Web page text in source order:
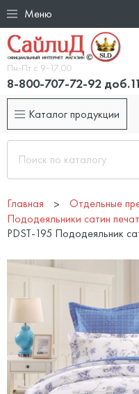
Меню
Пн-Пт с 9-17.00
8-800-707-72-92
Каталог продукции
Главная Отдельные
Пододеяльники сатин
PDST-195 Пододеяльник